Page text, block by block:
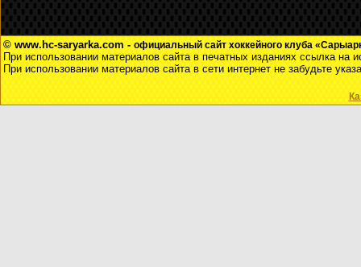
© www.hc-saryarka.com - официальный сайт хоккейного клуба
При использовании материалов сайта в печатных изданиях ссылка на
При использовании материалов сайта в сети интернет не забудьте